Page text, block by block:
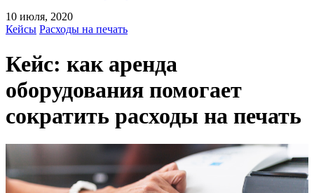
10 июля, 2020
Кейсы Расходы на печать
Кейс: как аренда
оборудования помогает
сократить расходы на печать